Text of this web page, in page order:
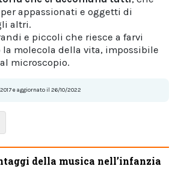
appassionati e oggetti di
altri.
e piccoli che riesce a farvi
molecola della vita, impossibile
microscopio.
e aggiornato il 26/10/2022
della musica nell’infanzia